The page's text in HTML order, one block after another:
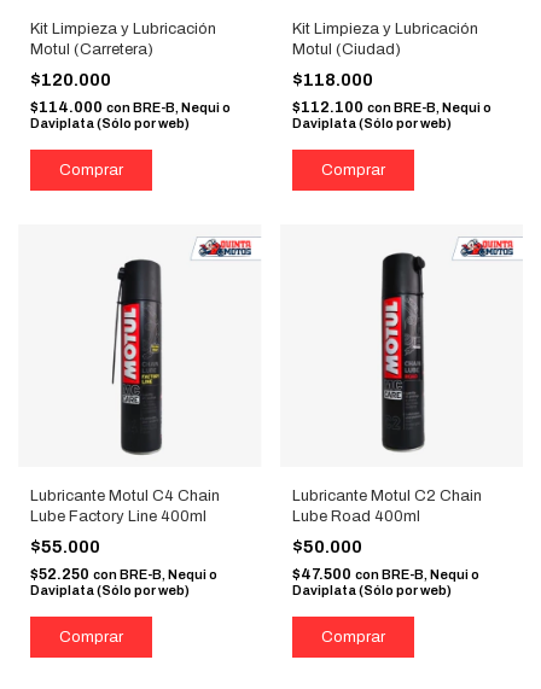
Kit Limpieza y Lubricación
Motul (Carretera)
$120.000
$114.000 conBRE-B, Nequi o
Daviplata (Sólo por web)
Kit Limpieza y Lubricación
Motul (Ciudad)
$118.000
$112.100 con BRE-B, Nequi o
Daviplata (Sólo por web)
Lubricante Motul C4 Chain
Lube Factory Line 400ml
$55.000
$52.250 con BRE-B, Nequi o
Daviplata (Sólo por web)
Lubricante Motul C2 Chain
Lube Road 400ml
$50.000
$47.500 con BRE-B, Nequi o
Daviplata (Sólo por web)